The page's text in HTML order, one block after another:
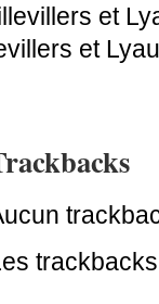
et
et